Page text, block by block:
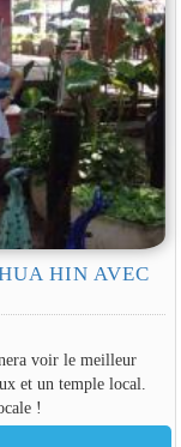
HIN AVEC
voir le meilleur
et un temple local.
!